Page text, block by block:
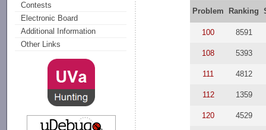
Contests
Electronic Board
Additional Information
Other Links
Problem Ranking
100 8591
108 5393
111 4812
112 1359
120 4529